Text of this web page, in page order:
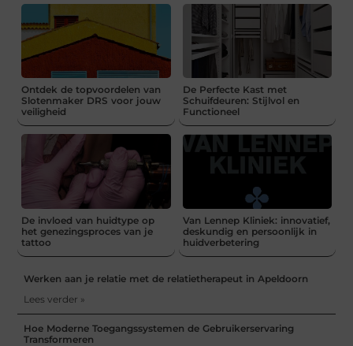
Ontdek de topvoordelen van
Slotenmaker DRS voor jouw
veiligheid
De Perfecte Kast met
Schuifdeuren: Stijlvol en
Functioneel
De invloed van huidtype op
het genezingsproces van je
tattoo
Van Lennep Kliniek: innovatief,
deskundig en persoonlijk in
huidverbetering
Werken aan je relatie met de relatietherapeut in Apeldoorn
Lees verder »
Hoe Moderne Toegangssystemen de Gebruikerservaring
Transformeren